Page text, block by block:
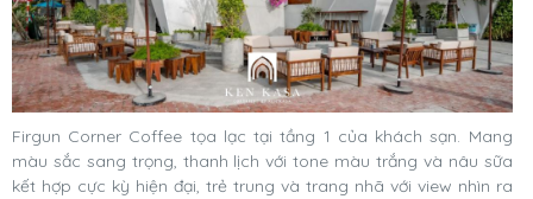
Firgun Corner Coffee tọa lạc tại tầng 1 của khách sạn. Mang
màu sắc sang trọng, thanh lịch với tone màu trắng và nâu sữa
kết hợp cực kỳ hiện đại, trẻ trung và trang nhã với view nhìn ra